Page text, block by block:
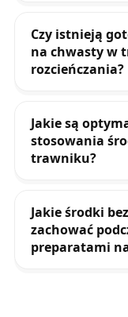
Czy istnieją
na chwasty w
rozcieńczania?
Jakie są
stosowania
trawniku?
Jakie środki
zachować
preparatami